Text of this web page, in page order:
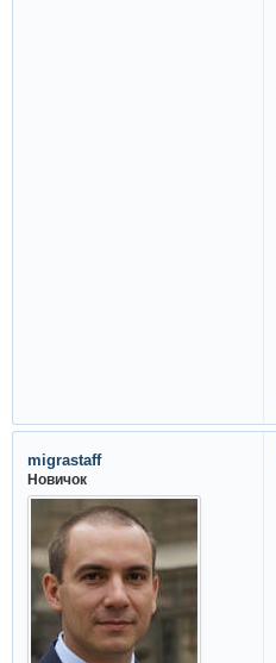
migrastaff
Новичок